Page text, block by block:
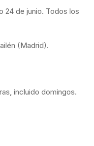
24 de junio. Todos los
(Madrid).
incluido domingos.